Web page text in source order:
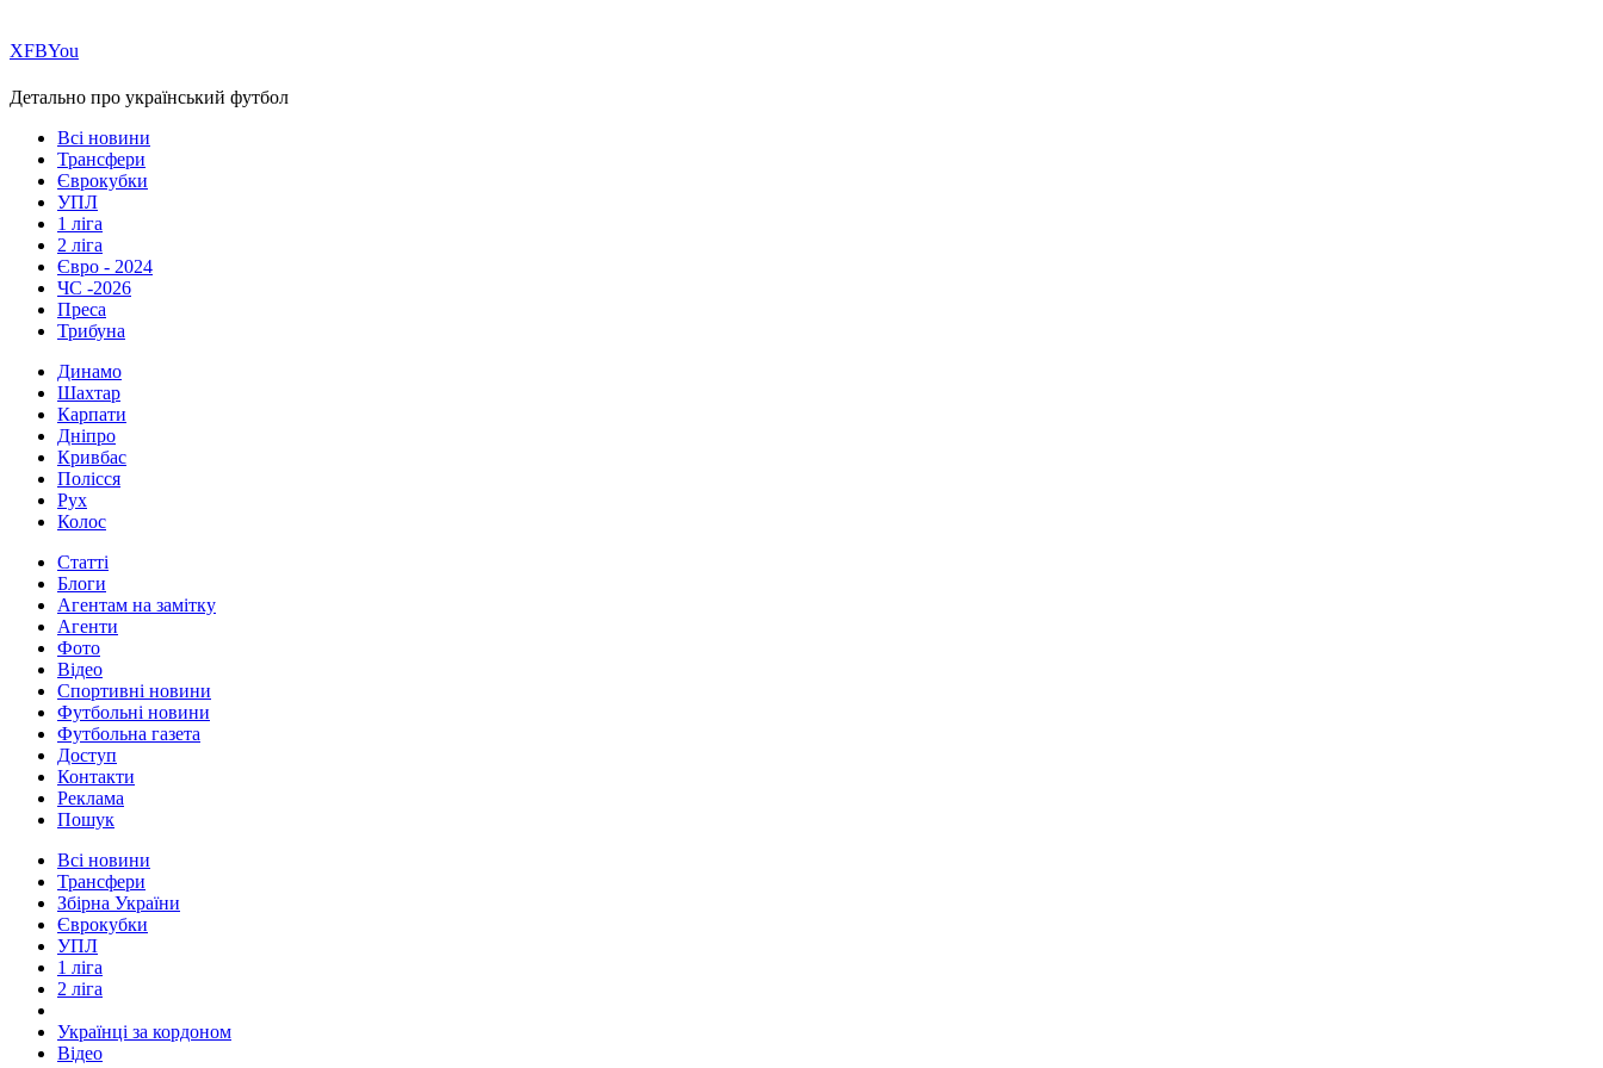
ХFBYou
Детально про український футбол
Всі новини
Трансфери
Єврокубки
УПЛ
1 ліга
2 ліга
Євро - 2024
ЧС -2026
Преса
Трибуна
Динамо
Шахтар
Карпати
Дніпро
Кривбас
Полісся
Рух
Колос
Статті
Блоги
Агентам на замітку
Агенти
Фото
Відео
Спортивні новини
Футбольні новини
Футбольна газета
Доступ
Контакти
Реклама
Пошук
Всі новини
Трансфери
Збірна України
Єврокубки
УПЛ
1 ліга
2 ліга
Українці за кордоном
Відео